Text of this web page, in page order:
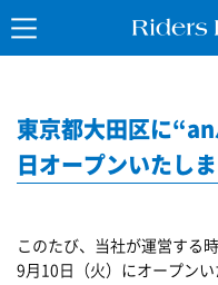
東京都大田区に
日オープンいたしま
このたび、当社が運営する
9月10日（火）にオープンい